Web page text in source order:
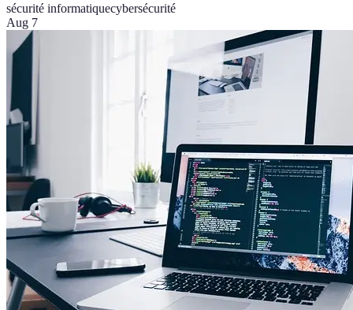
sécurité informatiquecybersécurité
Aug 7